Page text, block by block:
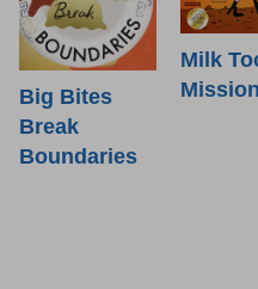
Big Bites
Break
Boundaries
Milk
Mission